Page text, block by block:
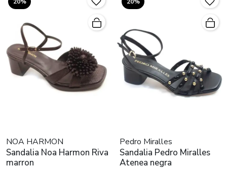
NOA HARMON
Sandalia Noa Harmon Riva
marron
Pedro Miralles
Sandalia Pedro Miralles
Atenea negra